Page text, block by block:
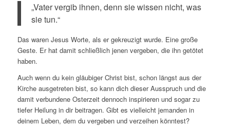
„Vater vergib ihnen, denn sie wissen nicht, was
sie tun.“
Das waren Jesus Worte, als er gekreuzigt wurde. Eine große
Geste. Er hat damit schließlich jenen vergeben, die ihn getötet
haben.
Auch wenn du kein gläubiger Christ bist, schon längst aus der
Kirche ausgetreten bist, so kann dich dieser Ausspruch und die
damit verbundene Osterzeit dennoch inspirieren und sogar zu
tiefer Heilung in dir beitragen. Gibt es vielleicht jemanden in
deinem Leben, dem du vergeben und verzeihen könntest?